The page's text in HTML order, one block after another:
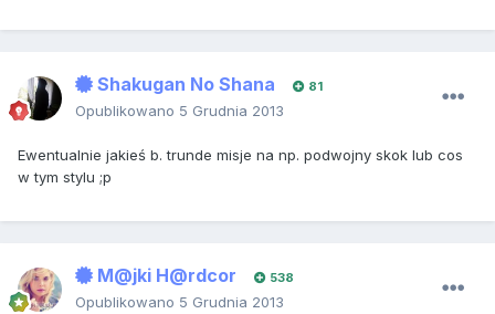
Shakugan No Shana 81
Opublikowano 5 Grudnia 2013
Ewentualnie jakieś b. trunde misje na np. podwojny skok lub cos
w tym stylu ;p
M@jki H@rdcor 538
Opublikowano 5 Grudnia 2013